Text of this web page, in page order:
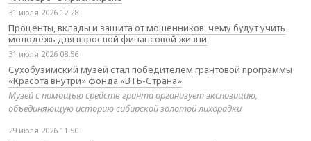
31 июля 2026 12:28
Проценты, вклады и защита от мошенников: чему будут учить
молодёжь для взрослой финансовой жизни
31 июля 2026 08:56
Сухобузимский музей стал победителем грантовой программы
«Красота внутри» фонда «ВТБ-Страна»
Музей с помощью средств гранта организует экспозицию,
объединяющую историю сибирской золотой лихорадки
29 июля 2026 11:50